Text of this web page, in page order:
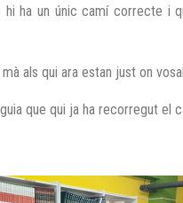
ha un únic camí correcte i
als qui ara estan just on
que qui ja ha recorregut el